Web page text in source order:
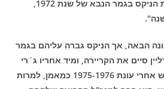
ומילווקי באקס, וניצחו את הניקס בגמר הנבא של שנת 1972,
הבאה, אך הניקס גברה עליהם בגמר
סיים את הקריירה, ומיד אחריו ג´רי
ווסט, ושרמן החליט לפרוש אחרי עונת 1975-1976 כמאמן, למרות